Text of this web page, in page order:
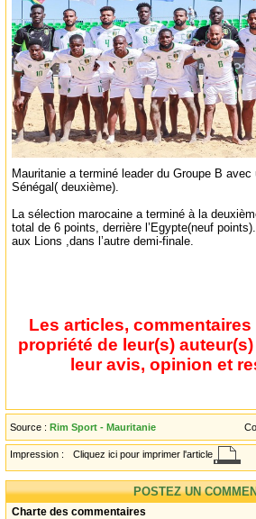
Mauritanie a terminé leader du Groupe B
Sénégal( deuxième).
La sélection marocaine a terminé à la
total de 6 points, derrière l’Egypte(neuf
aux Lions ,dans l’autre demi-finale.
Les articles,
propriété de leur(s)
leur avis, opinion et
Source : Rim Sport - Mauritanie
Impression : Cliquez ici pour imprimer l'article
POSTEZ UN
Charte des commentaires